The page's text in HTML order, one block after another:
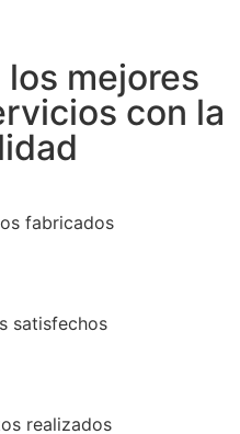
mejores
con la
fabricados
satisfechos
realizados